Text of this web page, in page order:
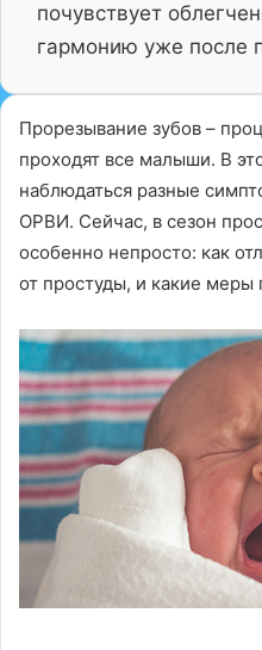
почувствует
гармонию уже после
Прорезывание зубов –
проходят все малыши. В
наблюдаться разные
ОРВИ. Сейчас, в сезон
особенно непросто: как
от простуды, и какие меры